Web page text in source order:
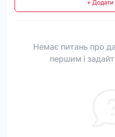
+ Додати
Немає питань про
першим і